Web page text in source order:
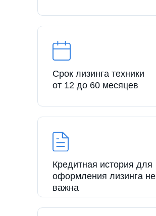
Срок лизинга техники
от 12 до 60 месяцев
Кредитная история для
оформления лизинга не
важна